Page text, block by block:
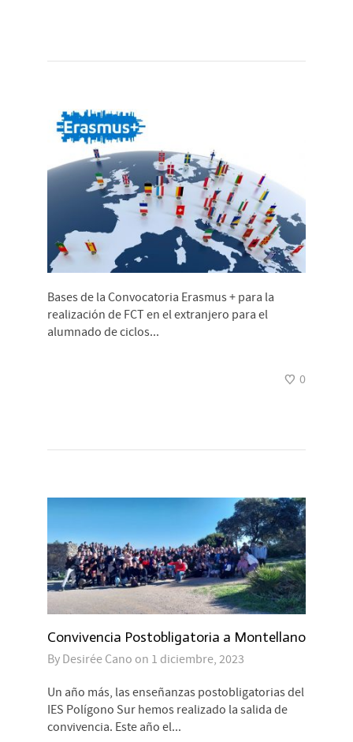
Bases de la Convocatoria Erasmus + para la
realización de FCT en el extranjero para el
alumnado de ciclos...
0
Convivencia Postobligatoria a Montellano
By Desirée Cano on 1 diciembre, 2023
Un año más, las enseñanzas postobligatorias del
IES Polígono Sur hemos realizado la salida de
convivencia. Este año el...